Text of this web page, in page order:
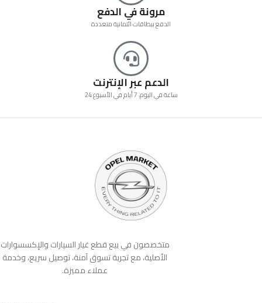
مرونة في الدفع
الدفع ببطاقات ائتمانية متعددة
الدعم عبر الإنترنت
24 ساعة في اليوم، 7 أيام في الأسبوع
متخصصون في بيع قطع غيار السيارات والإكسسوارات
الأصلية، مع تجربة تسوق آمنة، توصيل سريع، وخدمة
عملاء مميزة.